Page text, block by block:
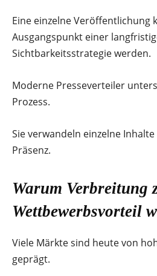
Eine einzelne Veröffentlichung
Ausgangspunkt einer
Sichtbarkeitsstrategie werden.
Moderne Presseverteiler
Prozess.
Sie verwandeln einzelne
Präsenz.
Warum Verbreitung
Wettbewerbsvorteil
Viele Märkte sind heute von
geprägt.